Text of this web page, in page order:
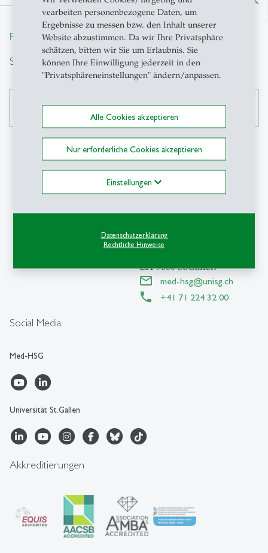
vearbeiten personenbezogene Daten, um
Ergebnisse zu messen bzw. den Inhalt unserer
Website abzustimmen. Da wir Ihre Privatsphäre
schätzen, bitten wir Sie um Erlaubnis. Sie
können Ihre Einwilligung jederzeit in den
"Privatsphäreneinstellungen" ändern/anpassen.
Alle Cookies akzeptieren
Nur erforderliche Cookies akzeptieren
Einstellungen
Datenschutzerklärung
Rechtliche Hinweise
north
From insight to impact.
Suche
Social Media
Med-HSG
Universität St.Gallen
Universität St.Gallen
St.Jakob-Strasse 21
CH-9000 St.Gallen
med-hsg@unisg.ch
+41 71 224 32 00
Akkreditierungen